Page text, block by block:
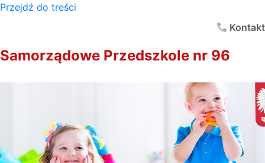
Przejdź do treści
Kontakt
Samorządowe Przedszkole nr 96
×